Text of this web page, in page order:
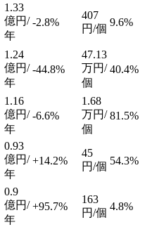
1.33
億円/
年
-2.8%
407
円/個
9.6%
1.24
億円/
年
-44.8%
47.13
万円/
個
40.4%
1.16
億円/
年
-6.6%
1.68
万円/
個
81.5%
0.93
億円/
年
+14.2%
45
円/個 54.3%
0.9
億円/
年
+95.7%
163
円/個
4.8%